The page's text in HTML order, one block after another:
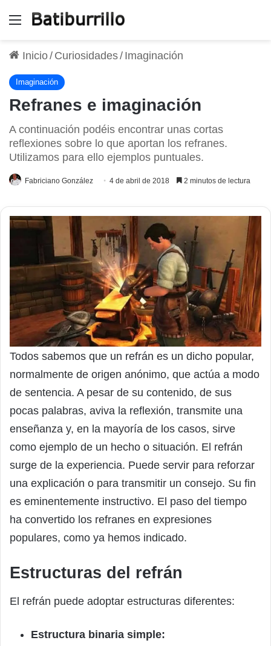
Menú
Inicio/ Curiosidades/ Imaginación
Imaginación
Refranes e imaginación
A continuación podéis encontrar unas cortas
reflexiones sobre lo que aportan los refranes.
Utilizamos para ello ejemplos puntuales.
Fabriciano González 4 de abril de 2018 2 minutos de lectura
Todos sabemos que un refrán es un dicho popular,
normalmente de origen anónimo, que actúa a modo
de sentencia. A pesar de su contenido, de sus
pocas palabras, aviva la reflexión, transmite una
enseñanza y, en la mayoría de los casos, sirve
como ejemplo de un hecho o situación. El refrán
surge de la experiencia. Puede servir para reforzar
una explicación o para transmitir un consejo. Su fin
es eminentemente instructivo. El paso del tiempo
ha convertido los refranes en expresiones
populares, como ya hemos indicado.
Estructuras del refrán
El refrán puede adoptar estructuras diferentes:
Estructura binaria simple: